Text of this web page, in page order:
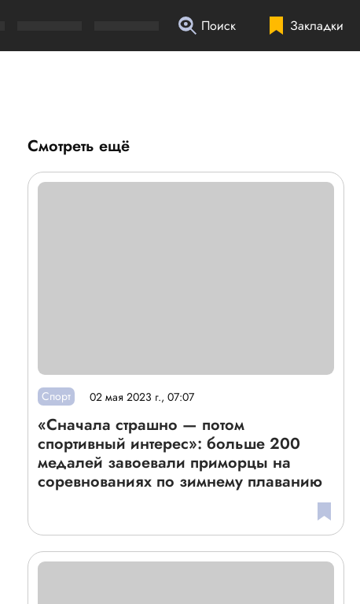
Закладки
Поиск
Смотреть ещё
Спорт 02 мая 2023 г., 07:07
«Сначала страшно — потом
спортивный интерес»: больше 200
медалей завоевали приморцы на
соревнованиях по зимнему плаванию